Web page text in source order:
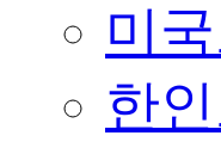
미
한